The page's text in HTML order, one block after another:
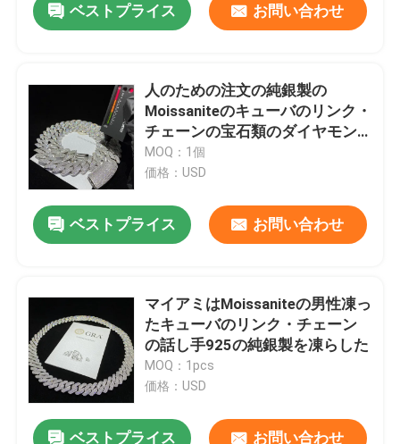
品質管理
私達に連絡しなさい
場合
引用を要求しなさい
Moissaniteのダイヤモンドの腕時計
ベストプライス お問い合わせ
人のための注文の純銀製の
Moissaniteのキューバのリンク・
チェーンの宝石類のダイヤモン
ド
MOQ：1個
価格：USD
ベストプライス お問い合わせ
マイアミはMoissaniteの男性凍っ
たキューバのリンク・チェーン
の話し手925の純銀製を凍らした
MOQ：1pcs
価格：USD
ベストプライス お問い合わせ